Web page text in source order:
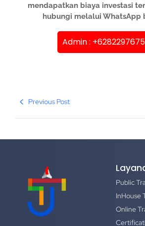
mendapatkan biaya investasi
hubungi melalui WhatsApp
Admin :
Previous Post
Public
InHouse
Online